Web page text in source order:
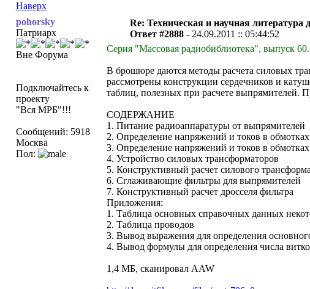
Наверх
pohorsky
Патриарх
Вне Форума
Подключайтесь к
проекту
"Вся МРБ"!!!
Сообщений: 5918
Москва
Пол:
Re: Техническая и научная литература
Ответ #2888 - 24.09.2011 :: 05:44:52
Серия "Массовая радиобиблиотека", выпуск
В брошюре даются методы расчета силовых
рассмотрены конструкции сердечников и
таблиц, полезных при расчете выпрямителей.
СОДЕРЖАНИЕ
1. Питание радиоаппаратуры от выпрямителей
2. Определение напряжений и токов в
3. Определение напряжений и токов в
4. Устройство силовых трансформаторов
5. Конструктивный расчет силового
6. Сглаживающие фильтры для выпрямителей
7. Конструктивный расчет дросселя фильтра
Приложения:
1. Таблица основных справочных данных
2. Таблица проводов
3. Вывод выражения для определения
4. Вывод формулы для определения числа
1,4 МБ, сканировал AAW